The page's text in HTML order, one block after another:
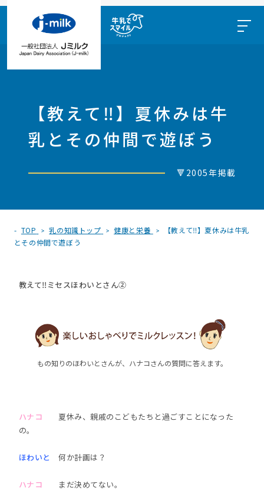
【教えて‼】夏休みは牛
乳とその仲間で遊ぼう
🔻2005年掲載
TOP 乳の知識トップ 健康と栄養
【教えて‼】夏休みは牛乳
とその仲間で遊ぼう
教えて‼ミセスほわいとさん②
もの知りのほわいとさんが、ハナコさんの質問に答えます。
ハナコ 夏休み、親戚のこどもたちと過ごすことになった
の。
ほわいと 何か計画は？
ハナコ まだ決めてない。